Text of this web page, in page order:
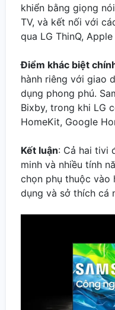
khiển bằng giọng
TV, và kết nối với
qua LG ThinQ,
Điểm khác biệt
hành riêng với giao
dụng phong phú.
Bixby, trong khi LG
HomeKit, Google
Kết luận: Cả hai tivi
minh và nhiều tính
chọn phụ thuộc vào
dụng và sở thích cá